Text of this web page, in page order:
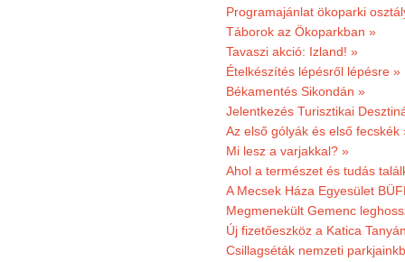
Programajánlat ökoparki
Táborok az Ökoparkban »
Tavaszi akció: Izland! »
Ételkészítés lépésről lépésre »
Békamentés Sikondán »
Jelentkezés Turisztikai
Az első gólyák és első fecskék
Mi lesz a varjakkal? »
Ahol a természet és tudás
A Mecsek Háza Egyesület
Megmenekült Gemenc
Új fizetőeszköz a Katica
Csillagséták nemzeti